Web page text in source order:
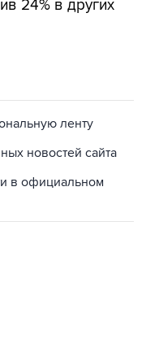
новостей сайта
в официальном